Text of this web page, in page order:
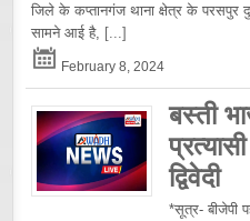
जिले के कप्तानगंज थाना क्षेत्र के परसपुर
सामने आई है, [...]
February 8, 2024
बस्ती
द्विवेदी
*सूत्र- बीजेपी